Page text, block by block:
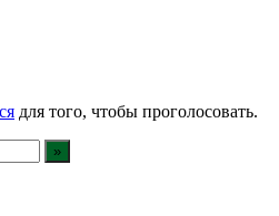
для того, чтобы проголосовать.